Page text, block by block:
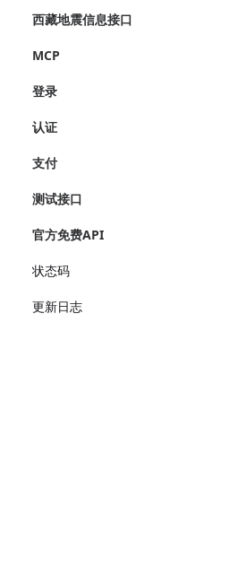
西藏地震信息接口
MCP
登录
认证
支付
测试接口
官方免费API
状态码
更新日志